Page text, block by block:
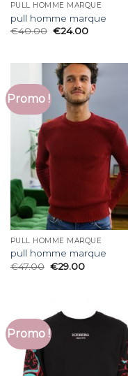
PULL HOMME MARQUE
pull homme marque
€40.00 €24.00
Promo !
PULL HOMME MARQUE
pull homme marque
€47.00 €29.00
Promo !